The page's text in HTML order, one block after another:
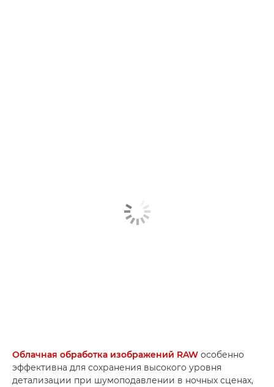
Облачная обработка изображений RAW особенно
эффективна для сохранения высокого уровня
детализации при шумоподавлении в ночных сценах,